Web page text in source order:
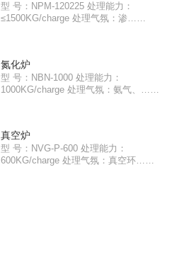
型 号：NPM-120225 处理能力：
≤1500KG/charge 处理气氛：渗……
氮化炉
型 号：NBN-1000 处理能力：
1000KG/charge 处理气氛：氨气、……
真空炉
型 号：NVG-P-600 处理能力：
600KG/charge 处理气氛：真空环……